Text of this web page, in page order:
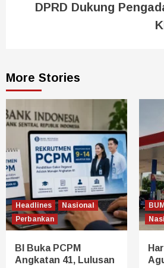
DPRD Dukung
More Stories
Headlines
Nasional
Perbankan
BI Buka PCPM
Angkatan 41, Lulusan